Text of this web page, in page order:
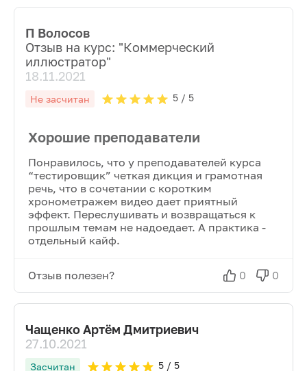
П Волосов
Отзыв на курс: "Коммерческий
иллюстратор"
18.11.2021
Не засчитан 5/ 5
Хорошие преподаватели
Понравилось, что у преподавателей курса
“тестировщик” четкая дикция и грамотная
речь, что в сочетании с коротким
хронометражем видео дает приятный
эффект. Переслушивать и возвращаться к
прошлым темам не надоедает. А практика -
отдельный кайф.
Отзыв полезен? 0 0
Чащенко Артём Дмитриевич
27.10.2021
Засчитан 5/ 5